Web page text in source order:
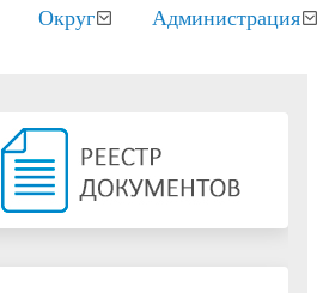
Округ Администрация